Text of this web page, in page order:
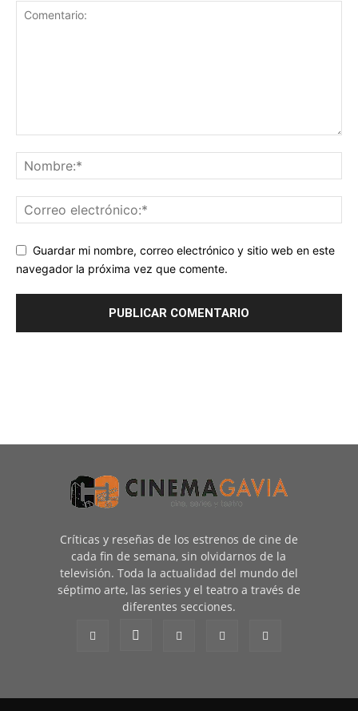
Guardar mi nombre, correo electrónico y sitio web en este
navegador la próxima vez que comente.
Críticas y reseñas de los estrenos de cine de
cada fin de semana, sin olvidarnos de la
televisión. Toda la actualidad del mundo del
séptimo arte, las series y el teatro a través de
diferentes secciones.